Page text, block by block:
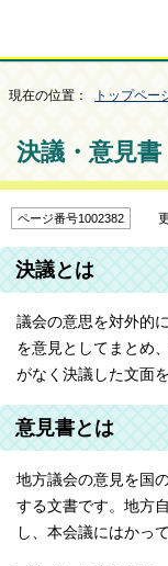
現在の位置： トップペー
決議・意見書
ページ番号1002382 更
決議とは
議会の意思を対外的
を意見としてまとめ
がなく決議した文面
意見書とは
地方議会の意見を国
する文書です。地方
し、本会議にはかっ